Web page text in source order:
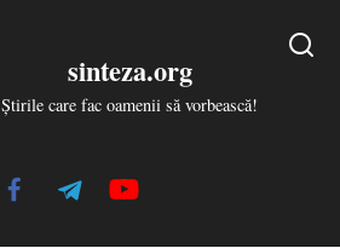
sinteza.org
Știrile care fac oamenii să vorbească!